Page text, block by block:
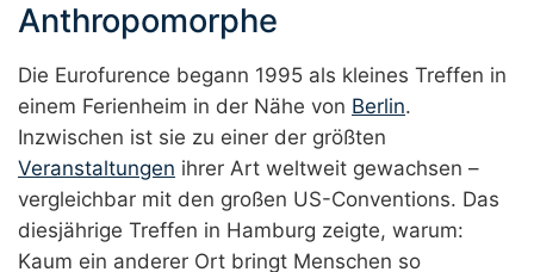
Anthropomorphe
Die Eurofurence begann 1995 als kleines Treffen in
einem Ferienheim in der Nähe von Berlin.
Inzwischen ist sie zu einer der größten
Veranstaltungen ihrer Art weltweit gewachsen –
vergleichbar mit den großen US-Conventions. Das
diesjährige Treffen in Hamburg zeigte, warum:
Kaum ein anderer Ort bringt Menschen so